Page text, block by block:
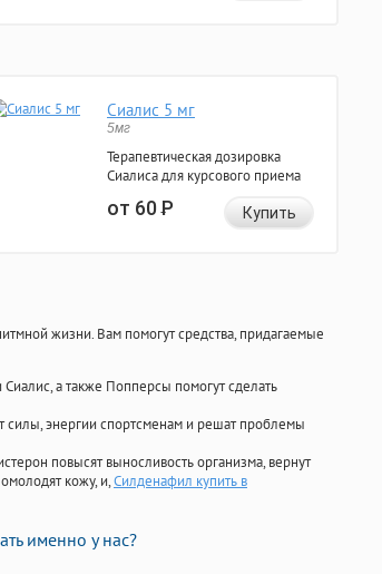
Сиалис 5 мг
5мг
Терапевтическая дозировка
Сиалиса для курсового приема
от 60Р Купить
жизни. Вам помогут средства, придагаемые
Сиалис, а также Попперсы помогут сделать
силы, энергии спортсменам и решат проблемы
повысят выносливость организма, вернут
кожу, и,Силденафил купить в
именно у нас?